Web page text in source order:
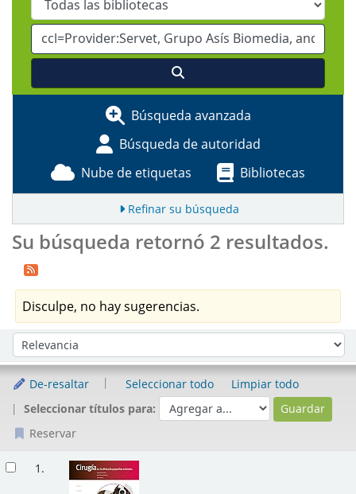
Búsqueda avanzada
Búsqueda de autoridad
Nube de etiquetas
Bibliotecas
Refinar su búsqueda
Su búsqueda retornó 2 resultados.
Disculpe, no hay sugerencias.
Ordenar por:
De-resaltar Seleccionar todo
Limpiar todo
Seleccionar títulos para:
Reservar
1.